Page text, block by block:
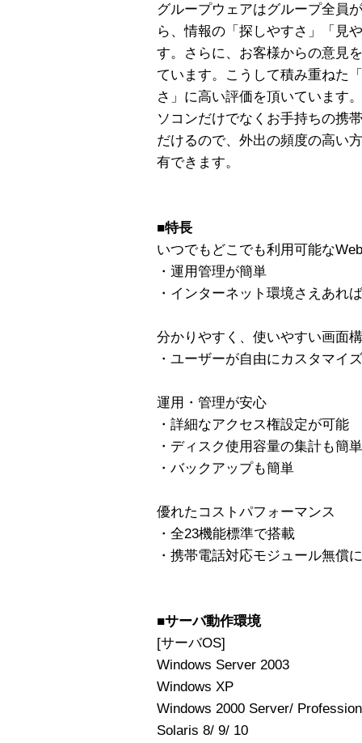
グループウェアはグループ全員
ら、情報の「探しやすさ」「見
す。さらに、お客様からの意見
ています。こうして積み重ねた
さ」に高い評価を頂いています
ソコンだけでなくお手持ちの携
だけるので、外出の頻度の高い
有できます。
■特長
いつでもどこでも利用可能な
・運用管理が簡単
・インターネット環境さえあれ
分かりやすく、使いやすい画面
・ユーザーが自由にカスタマ
運用・管理が安心
・詳細なアクセス権設定が可能
・ディスク使用容量の集計も簡単
・バックアップも簡単
優れたコストパフォーマンス
・全23機能標準で搭載
・携帯電話対応モジュール無償
■サーバ動作環境
[サーバOS]
Windows Server 2003
Windows XP
Windows 2000 Server/
Solaris 8/ 9/ 10